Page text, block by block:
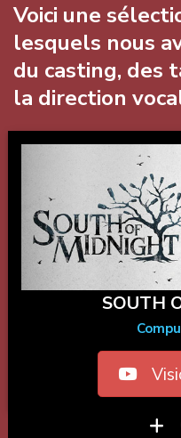
Voici une
lesquels nous
du casting, des
la direction
SOUTH